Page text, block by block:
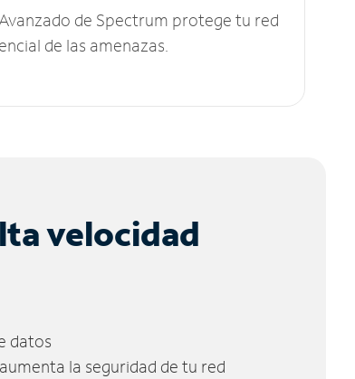
de Spectrum protege tu red
de las amenazas.
velocidad
datos
la seguridad de tu red